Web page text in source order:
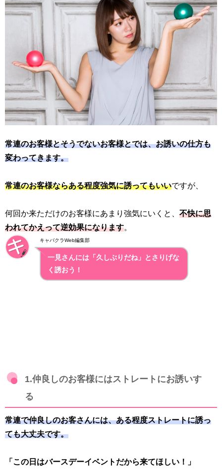
常連のお客様とそうでないお客様とでは、お誘いの仕方も
変わってきます。
常連のお客様ならある程度強気に誘ってもいいですが、
何回か来ただけのお客様にあまり強気にいくと、 不快に思
われてかえって逆効果になります。
キャバクラWeb編集部
一見さんには「久しぶりだね」とさりげな
く誘おう！
1.仲良しのお客様にはストレートにお誘いす
る
常連で仲良しのお客さんには、ある程度ストレートに誘っ
ても大丈夫です。
「この日はバースデーイベントだから来てほしい！」